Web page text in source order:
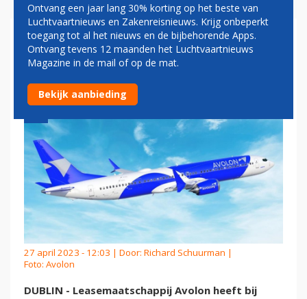
LEASEFIRMA AVOLON
BESTELT 40 BOEING MAX'EN
27 april 2023 - 12:03 | Door: Richard Schuurman |
Foto: Avolon
DUBLIN - Leasemaatschappij Avolon heeft bij
Ontvang een jaar lang 30% korting op het beste van
Luchtvaartnieuws en Zakenreisnieuws. Krijg onbeperkt
toegang tot al het nieuws en de bijbehorende Apps.
Ontvang tevens 12 maanden het Luchtvaartnieuws
Magazine in de mail of op de mat.
Bekijk aanbieding